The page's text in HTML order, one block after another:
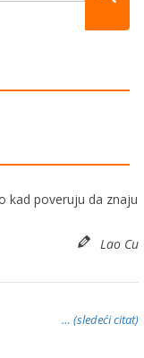
kad poveruju da znaju
Lao Cu
… (sledeći citat)